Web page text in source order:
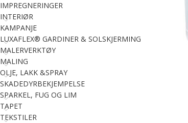
IMPREGNERINGER
INTERIØR
KAMPANJE
LUXAFLEX® GARDINER & SOLSKJERMING
MALERVERKTØY
MALING
OLJE, LAKK &SPRAY
SKADEDYRBEKJEMPELSE
SPARKEL, FUG OG LIM
TAPET
TEKSTILER